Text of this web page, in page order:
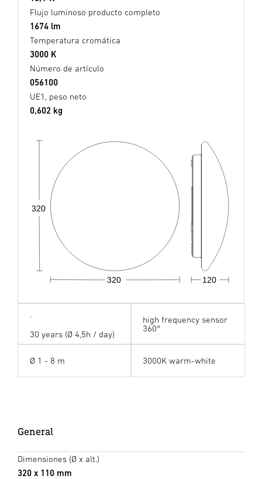
Flujo luminoso producto completo
1674 lm
Temperatura cromática
3000 K
Número de artículo
056100
UE1, peso neto
0,602 kg
120
320
320
30 years (Ø 4,5h / day)
high frequency sensor
360°
Ø 1 - 8 m 3000K warm-white
General
Dimensiones (Ø x alt.)
320 x 110 mm